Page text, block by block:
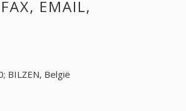
EMAIL,
BILZEN, België